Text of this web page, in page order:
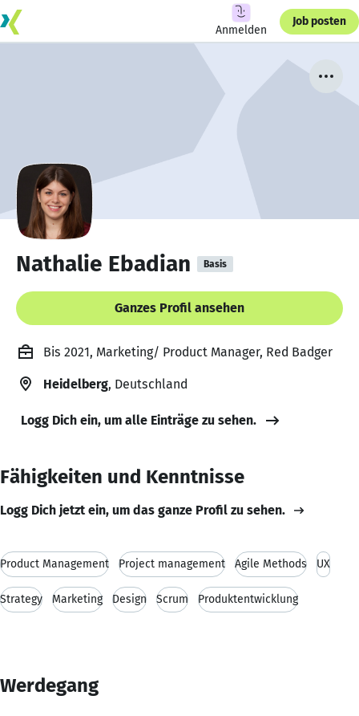
Anmelden
Job posten
Nathalie Ebadian Basis
Ganzes Profil ansehen
Bis 2021, Marketing/ Product Manager, Red Badger
Heidelberg, Deutschland
Logg Dich ein, um alle Einträge zu sehen.
Fähigkeiten und Kenntnisse
Logg Dich jetzt ein, um das ganze Profil zu sehen.
Product Management Project management Agile Methods UX
Strategy Marketing Design Scrum Produktentwicklung
Werdegang